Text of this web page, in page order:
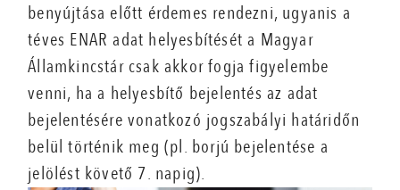
benyújtása előtt érdemes rendezni, ugyanis a
téves ENAR adat helyesbítését a Magyar
Államkincstár csak akkor fogja figyelembe
venni, ha a helyesbítő bejelentés az adat
bejelentésére vonatkozó jogszabályi határidőn
belül történik meg (pl. borjú bejelentése a
jelölést követő 7. napig).